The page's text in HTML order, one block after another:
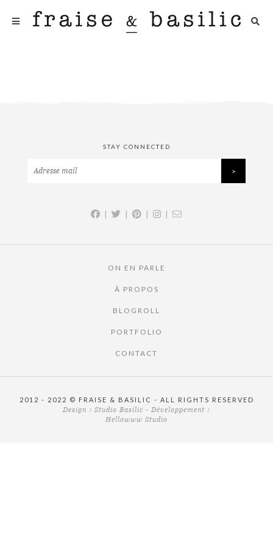
STAY CONNECTED
| | | |
ON EN PARLE
À PROPOS
BLOGROLL
PORTFOLIO
CONTACT
2012 - 2022 © FRAISE & BASILIC - ALL RIGHTS RESERVED
Design : Studio Basilic - Développement :
Hellowww Studio